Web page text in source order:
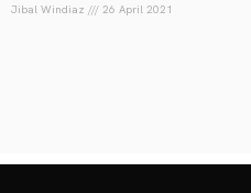
Jibal Windiaz 26 April 2021